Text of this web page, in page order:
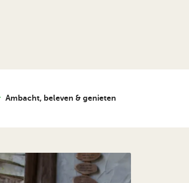
Ambacht, beleven & genieten